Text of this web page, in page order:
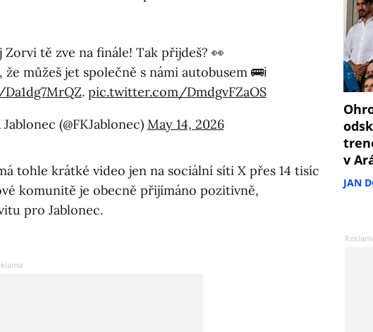
Zorvi tě zve na finále! Tak přijdeš? 👀
že můžeš jet společně s námi autobusem 🚌ℹ️
. pic.twitter.com/DmdgvFZaOS
(@FKJablonec) May 14, 2026
tohle krátké video jen na sociální síti X přes 14 tisíc
komunitě je obecně přijímáno pozitivně,
pro Jablonec.
v
JAN